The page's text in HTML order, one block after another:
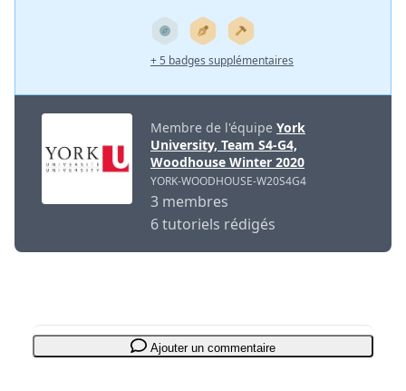
+ 5 badges supplémentaires
Membre de l'équipe York
University, Team S4-G4,
Woodhouse Winter 2020
YORK-WOODHOUSE-W20S4G4
3 membres
6 tutoriels rédigés
Ajouter un commentaire